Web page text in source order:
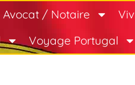
Avocat / Notaire
Voyage Portugal